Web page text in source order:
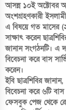
আসন্ন ১০ই অক্টোবর
অংশগ্রহণকারী ইসলামী
এ বিষয়ে গত মাসের
সাক্ষাৎ করেন
জানান সংগঠনটি। এ
বিবেচনা করে বাস
করেন।
ইবি ছাত্রশিবির
বিবেচনা করে ৬টি
ফেসবুক পেজ থেকে